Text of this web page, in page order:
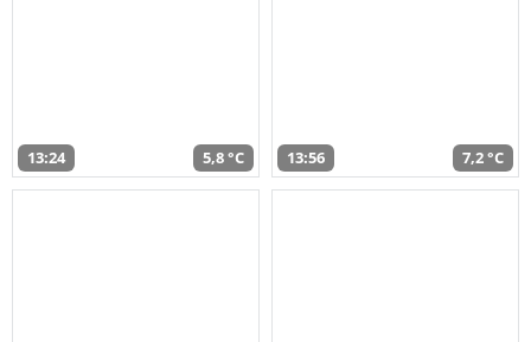
13:24 5,8 °C 13:56 7,2 °C